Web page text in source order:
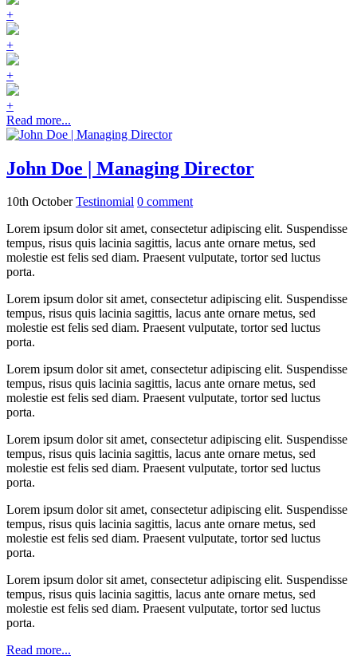
+
+
+
+
Read more...
John Doe | Managing Director
10th OctoberTestinomial 0 comment
Lorem ipsum dolor sit amet, consectetur adipiscing elit. Suspendisse
tempus, risus quis lacinia sagittis, lacus ante ornare metus, sed
molestie est felis sed diam. Praesent vulputate, tortor sed luctus
porta.
Lorem ipsum dolor sit amet, consectetur adipiscing elit. Suspendisse
tempus, risus quis lacinia sagittis, lacus ante ornare metus, sed
molestie est felis sed diam. Praesent vulputate, tortor sed luctus
porta.
Lorem ipsum dolor sit amet, consectetur adipiscing elit. Suspendisse
tempus, risus quis lacinia sagittis, lacus ante ornare metus, sed
molestie est felis sed diam. Praesent vulputate, tortor sed luctus
porta.
Lorem ipsum dolor sit amet, consectetur adipiscing elit. Suspendisse
tempus, risus quis lacinia sagittis, lacus ante ornare metus, sed
molestie est felis sed diam. Praesent vulputate, tortor sed luctus
porta.
Lorem ipsum dolor sit amet, consectetur adipiscing elit. Suspendisse
tempus, risus quis lacinia sagittis, lacus ante ornare metus, sed
molestie est felis sed diam. Praesent vulputate, tortor sed luctus
porta.
Lorem ipsum dolor sit amet, consectetur adipiscing elit. Suspendisse
tempus, risus quis lacinia sagittis, lacus ante ornare metus, sed
molestie est felis sed diam. Praesent vulputate, tortor sed luctus
porta.
Read more...